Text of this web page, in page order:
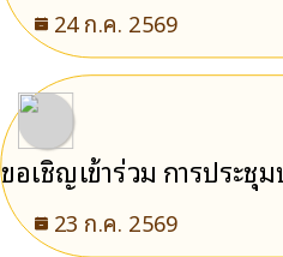
24 ก.ค. 2569
ขอเชิญเข้าร่วม การประ
23 ก.ค. 2569